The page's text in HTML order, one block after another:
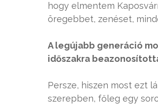
hogy elmentem
öregebbet, zenéset,
A legújabb generáció
időszakra
Persze, hiszen most ezt
szerepben, főleg egy